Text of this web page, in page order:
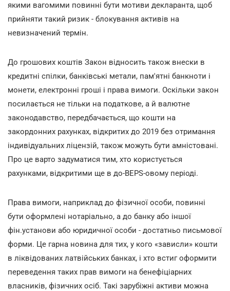
якими вагомими повинні бути мотиви декларанта, щоб
прийняти такий ризик - блокування активів на
невизначений термін.
До грошових коштів Закон відносить також внески в
кредитні спілки, банківські метали, пам'ятні банкноти і
монети, електронні гроші і права вимоги. Оскільки закон
посилається не тільки на податкове, а й валютне
законодавство, передбачається, що кошти на
закордонних рахунках, відкритих до 2019 без отримання
індивідуальних ліцензій, також можуть бути амністовані.
Про це варто задуматися тим, хто користується
рахунками, відкритими ще в до-BEPS-овому періоді.
Права вимоги, наприклад до фізичної особи, повинні
бути оформлені нотаріально, а до банку або іншої
фін.установи або юридичної особи - достатньо письмової
форми. Це гарна новина для тих, у кого «зависли» кошти
в ліквідованих латвійських банках, і хто встиг оформити
переведення таких прав вимоги на бенефіціарних
власників, фізичних осіб. Такі зарубіжні активи можна